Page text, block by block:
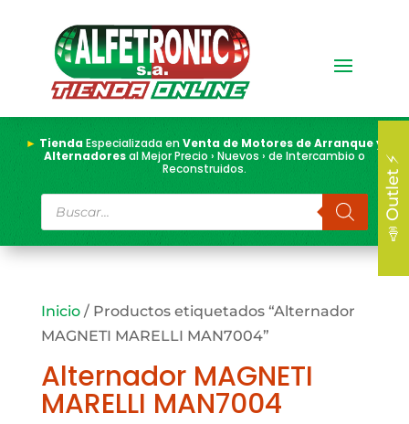
► TiendaEspecializada enVenta de Motores de Arranque y
Alternadoresal Mejor Precio › Nuevos › de Intercambio o
Reconstruidos.
Búsqueda
de
productos
Inicio/ Productos etiquetados “Alternador
MAGNETI MARELLI MAN7004”
Alternador MAGNETI
MARELLI MAN7004
📣 Outlet ⚡